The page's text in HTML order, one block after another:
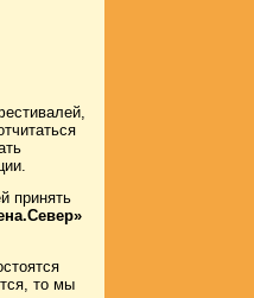
принять
то мы